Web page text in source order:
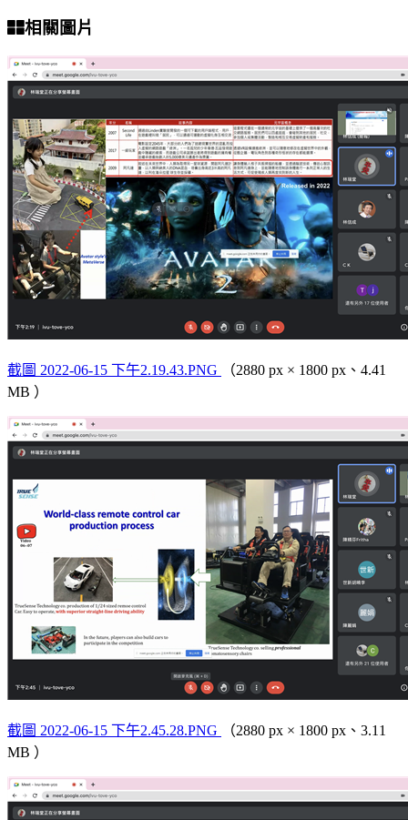
相關圖片
截圖 2022-06-15 下午2.19.43.PNG
（2880 px × 1800 px、4.41
MB ）
截圖 2022-06-15 下午2.45.28.PNG
（2880 px × 1800 px、3.11
MB ）